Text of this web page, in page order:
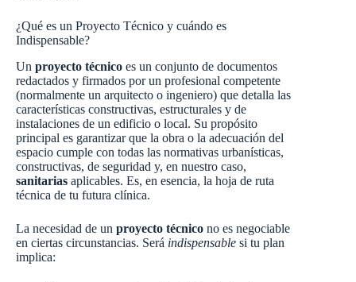
¿Qué es un Proyecto Técnico y cuándo es
Indispensable?
Un proyecto técnico es un conjunto de documentos
redactados y firmados por un profesional competente
(normalmente un arquitecto o ingeniero) que detalla las
características constructivas, estructurales y de
instalaciones de un edificio o local. Su propósito
principal es garantizar que la obra o la adecuación del
espacio cumple con todas las normativas urbanísticas,
constructivas, de seguridad y, en nuestro caso,
sanitarias aplicables. Es, en esencia, la hoja de ruta
técnica de tu futura clínica.
La necesidad de un proyecto técnico no es negociable
en ciertas circunstancias. Será indispensable si tu plan
implica: